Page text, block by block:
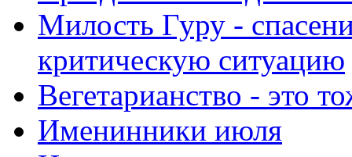
Милость Гуру -
критическую ситуацию
Вегетарианство - это
Именинники июля